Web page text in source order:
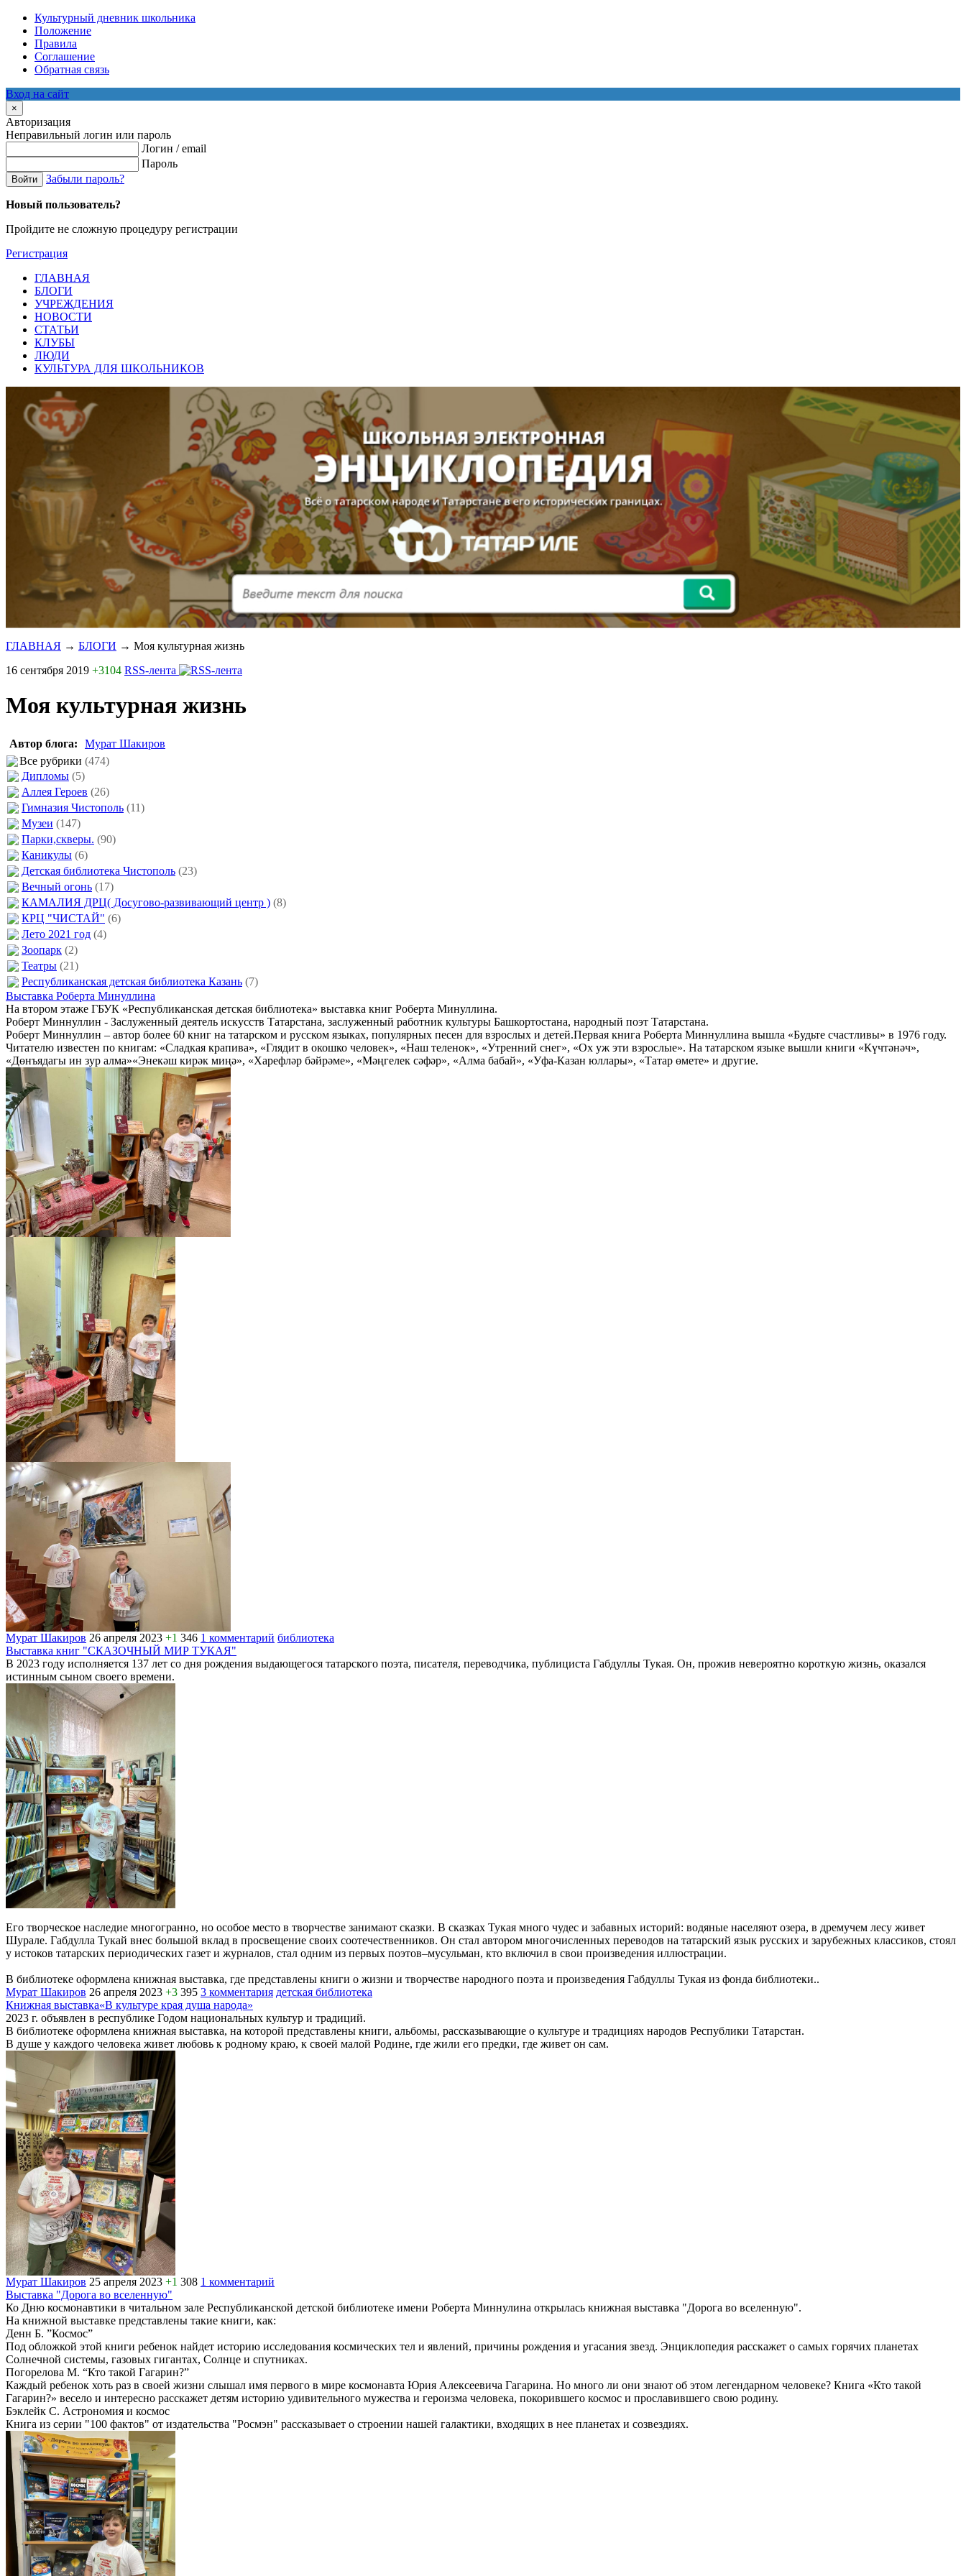
Культурный дневник школьника
Положение
Правила
Соглашение
Обратная связь
Вход на сайт
×
Авторизация
Неправильный логин или пароль
Логин / email
Пароль
Войти Забыли пароль?
Новый пользователь?
Пройдите не сложную процедуру регистрации
Регистрация
ГЛАВНАЯ
БЛОГИ
УЧРЕЖДЕНИЯ
НОВОСТИ
СТАТЬИ
КЛУБЫ
ЛЮДИ
КУЛЬТУРА ДЛЯ ШКОЛЬНИКОВ
ГЛАВНАЯ → БЛОГИ → Моя культурная жизнь
16 сентября 2019 +3104 RSS-лента
Моя культурная жизнь
Автор блога:
Мурат Шакиров
Все рубрики (474)
Дипломы (5)
Аллея Героев (26)
Гимназия Чистополь (11)
Музеи (147)
Парки,скверы. (90)
Каникулы (6)
Детская библиотека Чистополь (23)
Вечный огонь (17)
КАМАЛИЯ ДРЦ( Досугово-развивающий центр ) (8)
КРЦ "ЧИСТАЙ" (6)
Лето 2021 год (4)
Зоопарк (2)
Театры (21)
Республиканская детская библиотека Казань (7)
Выставка Роберта Минуллина
На втором этаже ГБУК «Республиканская детская библиотека» выставка книг Роберта Минуллина.
Роберт Миннуллин - Заслуженный деятель искусств Татарстана, заслуженный работник культуры Башкортостана, народный поэт Татарстана.
Роберт Миннуллин – автор более 60 книг на татарском и русском языках, популярных песен для взрослых и детей.Первая книга Роберта Миннуллина вышла «Будьте счастливы» в 1976 году.
Читателю известен по книгам: «Сладкая крапива», «Глядит в окошко человек», «Наш теленок», «Утренний снег», «Ох уж эти взрослые». На татарском языке вышли книги «Күчтәнәч»,
«Дөнъядагы ин зур алма»«Энекәш кирәк миңә», «Харефләр бәйрәме», «Мәңгелек сәфәр», «Алма бабай», «Уфа-Казан юллары», «Татар өмете» и другие.
Мурат Шакиров 26 апреля 2023 +1 346 1 комментарий библиотека
Выставка книг "СКАЗОЧНЫЙ МИР ТУКАЯ"
В 2023 году исполняется 137 лет со дня рождения выдающегося татарского поэта, писателя, переводчика, публициста Габдуллы Тукая. Он, прожив невероятно короткую жизнь, оказался
истинным сыном своего времени.
Его творческое наследие многогранно, но особое место в творчестве занимают сказки. В сказках Тукая много чудес и забавных историй: водяные населяют озера, в дремучем лесу живет
Шурале. Габдулла Тукай внес большой вклад в просвещение своих соотечественников. Он стал автором многочисленных переводов на татарский язык русских и зарубежных классиков, стоял
у истоков татарских периодических газет и журналов, стал одним из первых поэтов–мусульман, кто включил в свои произведения иллюстрации.
В библиотеке оформлена книжная выставка, где представлены книги о жизни и творчестве народного поэта и произведения Габдуллы Тукая из фонда библиотеки..
Мурат Шакиров 26 апреля 2023 +3 395 3 комментария детская библиотека
Книжная выставка«В культуре края душа народа»
2023 г. объявлен в республике Годом национальных культур и традиций.
В библиотеке оформлена книжная выставка, на которой представлены книги, альбомы, рассказывающие о культуре и традициях народов Республики Татарстан.
В душе у каждого человека живет любовь к родному краю, к своей малой Родине, где жили его предки, где живет он сам.
Мурат Шакиров 25 апреля 2023 +1 308 1 комментарий
Выставка "Дорога во вселенную"
Ко Дню космонавтики в читальном зале Республиканской детской библиотеке имени Роберта Миннулина открылась книжная выставка "Дорога во вселенную".
На книжной выставке представлены такие книги, как:
Денн Б. ”Космос”
Под обложкой этой книги ребенок найдет историю исследования космических тел и явлений, причины рождения и угасания звезд. Энциклопедия расскажет о самых горячих планетах
Солнечной системы, газовых гигантах, Солнце и спутниках.
Погорелова М. “Кто такой Гагарин?”
Каждый ребенок хоть раз в своей жизни слышал имя первого в мире космонавта Юрия Алексеевича Гагарина. Но много ли они знают об этом легендарном человеке? Книга «Кто такой
Гагарин?» весело и интересно расскажет детям историю удивительного мужества и героизма человека, покорившего космос и прославившего свою родину.
Бэклейк С. Астрономия и космос
Книга из серии "100 фактов" от издательства "Росмэн" рассказывает о строении нашей галактики, входящих в нее планетах и созвездиях.